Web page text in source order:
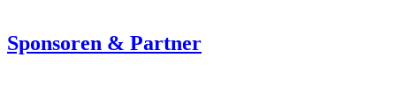
Sponsoren & Partner